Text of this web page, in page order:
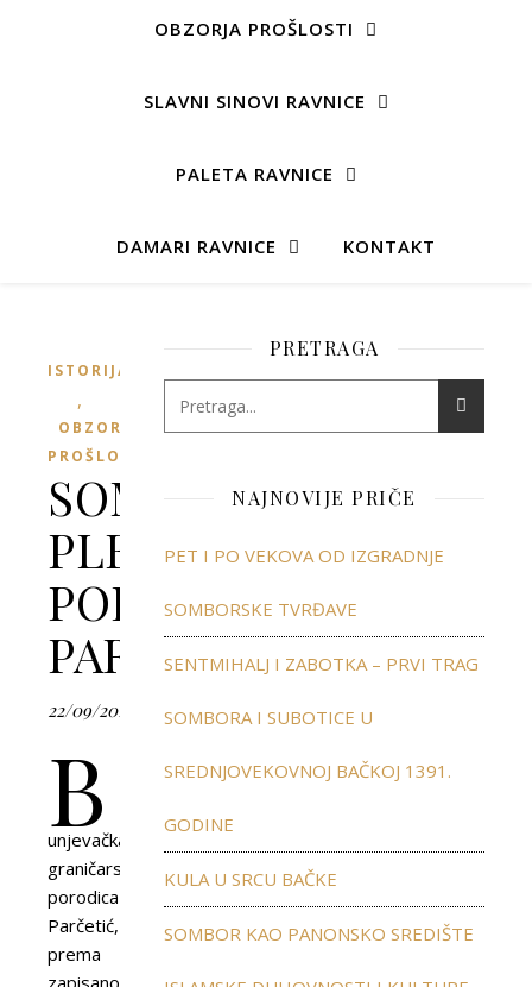
OBZORJA PROŠLOSTI
SLAVNI SINOVI RAVNICE
PALETA RAVNICE
DAMARI RAVNICE KONTAKT
ISTORIJA
,
OBZORJA
PROŠLOSTI
SOMBORSKA
PLEMIĆKA
PORODICA
PARČETIĆ
22/09/2018
B
unjevačka
graničarska
porodica
Parčetić,
prema
zapisanom
PRETRAGA
NAJNOVIJE PRIČE
PET I PO VEKOVA OD IZGRADNJE
SOMBORSKE TVRĐAVE
SENTMIHALJ I ZABOTKA – PRVI TRAG
SOMBORA I SUBOTICE U
SREDNJOVEKOVNOJ BAČKOJ 1391.
GODINE
KULA U SRCU BAČKE
SOMBOR KAO PANONSKO SREDIŠTE